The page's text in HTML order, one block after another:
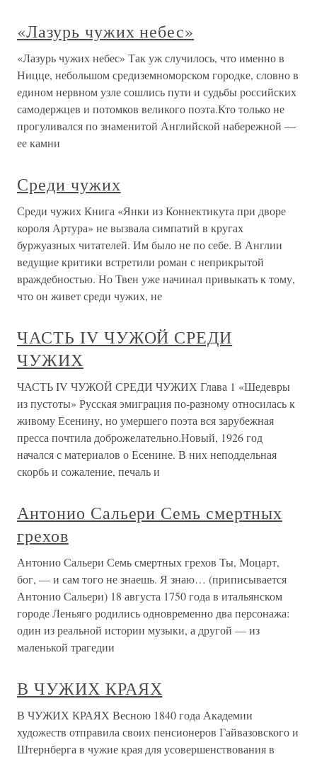
«Лазурь чужих небес»
«Лазурь чужих небес» Так уж случилось, что именно в
Ницце, небольшом средиземноморском городке, словно в
едином нервном узле сошлись пути и судьбы российских
самодержцев и потомков великого поэта.Кто только не
прогуливался по знаменитой Английской набережной —
ее камни
Среди чужих
Среди чужих Книга «Янки из Коннектикута при дворе
короля Артура» не вызвала симпатий в кругах
буржуазных читателей. Им было не по себе. В Англии
ведущие критики встретили роман с неприкрытой
враждебностью. Но Твен уже начинал привыкать к тому,
что он живет среди чужих, не
ЧАСТЬ IV ЧУЖОЙ СРЕДИ
ЧУЖИХ
ЧАСТЬ IV ЧУЖОЙ СРЕДИ ЧУЖИХ Глава 1 «Шедевры
из пустоты» Русская эмиграция по-разному относилась к
живому Есенину, но умершего поэта вся зарубежная
пресса почтила доброжелательно.Новый, 1926 год
начался с материалов о Есенине. В них неподдельная
скорбь и сожаление, печаль и
Антонио Сальери Семь смертных
грехов
Антонио Сальери Семь смертных грехов Ты, Моцарт,
бог, — и сам того не знаешь. Я знаю… (приписывается
Антонио Сальери) 18 августа 1750 года в итальянском
городе Леньяго родились одновременно два персонажа:
один из реальной истории музыки, а другой — из
маленькой трагедии
В ЧУЖИХ КРАЯХ
В ЧУЖИХ КРАЯХ Весною 1840 года Академии
художеств отправила своих пенсионеров Гайвазовского и
Штернберга в чужие края для усовершенствования в